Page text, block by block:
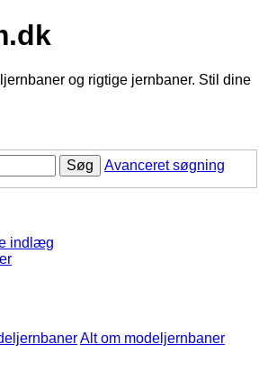
og rigtige jernbaner. Stil dine
Søg Avanceret søgning
indlæg
Alt om modeljernbaner